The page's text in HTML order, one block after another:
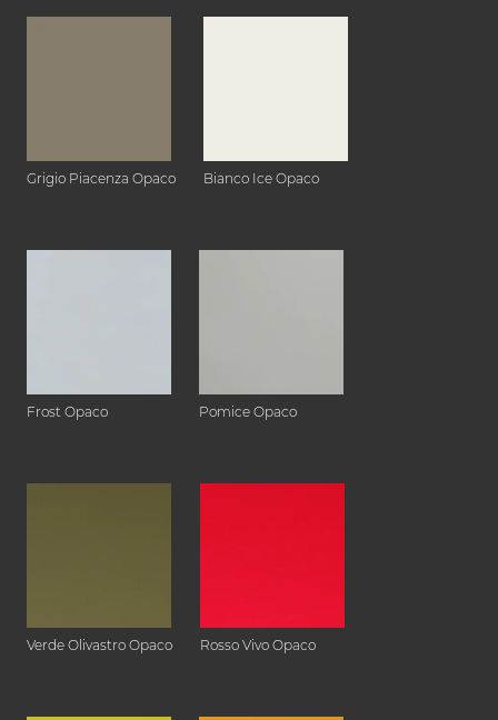
Grigio Piacenza Opaco Bianco Ice Opaco
Frost Opaco Pomice Opaco
Verde Olivastro Opaco Rosso Vivo Opaco